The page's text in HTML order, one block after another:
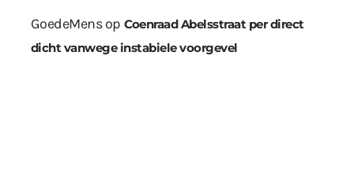
GoedeMensop Coenraad Abelsstraat per direct
dicht vanwege instabiele voorgevel